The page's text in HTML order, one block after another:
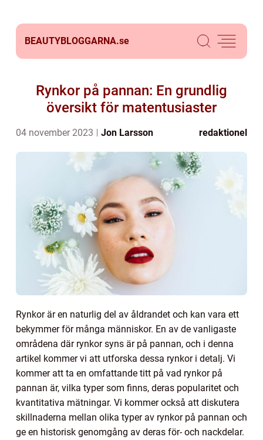
BEAUTYBLOGGARNA.se
Rynkor på pannan: En grundlig
översikt för matentusiaster
04 november 2023 Jon Larsson redaktionel
Rynkor är en naturlig del av åldrandet och kan vara ett
bekymmer för många människor. En av de vanligaste
områdena där rynkor syns är på pannan, och i denna
artikel kommer vi att utforska dessa rynkor i detalj. Vi
kommer att ta en omfattande titt på vad rynkor på
pannan är, vilka typer som finns, deras popularitet och
kvantitativa mätningar. Vi kommer också att diskutera
skillnaderna mellan olika typer av rynkor på pannan och
ge en historisk genomgång av deras för- och nackdelar.